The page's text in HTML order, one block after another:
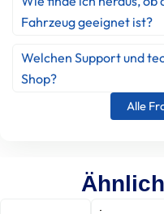
Fahrzeug geeignet ist?
Welchen Support und
Shop?
Alle